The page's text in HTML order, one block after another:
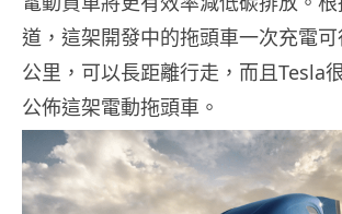
道，這架開發中的拖頭車一次充電
公里，可以長距離行走，而且Tesla
公佈這架電動拖頭車。